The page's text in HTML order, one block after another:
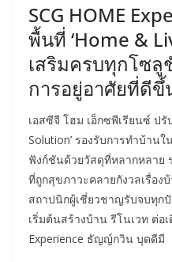
SCG HOME
พื้นที่ ‘Home &
เสริมครบทุกโซลู
การอยู่อาศัยที่ดีขึ้
เอสซีจี โฮม เอ็กซพีเรียนซ์ ป
Solution’ รองรับการทำบ้าน
ฟังก์ชันด้วยวัสดุที่หลากหลาย
ที่ถูกสุขภาวะคลายกังวลเรื่อ
สถาปนิกผู้เชี่ยวชาญรับจบทุก
เริ่มต้นสร้างบ้าน รีโนเวท ต่อ
Experience ธัญญ์กวิน บุดดีมี